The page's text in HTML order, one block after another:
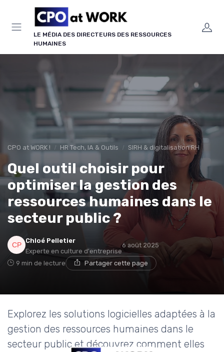
LE MÉDIA DES DIRECTEURS DES RESSOURCES
HUMAINES
CPO at WORK ! HR Tech, IA & Outils SIRH & digitalisation RH
Quel outil choisir pour
optimiser la gestion des
ressources humaines dans le
secteur public ?
Chloé Pelletier
Experte en culture d'entreprise
6 août 2025
9 min de lecture Partager cette page
Explorez les solutions logicielles adaptées à la
gestion des ressources humaines dans le
secteur public et découvrez comment elles
Panneau de gestion des cookies